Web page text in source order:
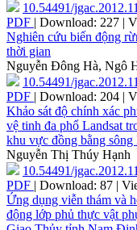
10.54491/
PDF | Download: 227 |
Nghiên cứu biến động
thời gian
Nguyễn Đông Hà, Ngô
10.54491/
PDF | Download: 204 |
Khảo sát độ chính xác
vệ tinh đa phổ Landsat
khu vực đồng bằng sông
Nguyễn Thị Thúy Hạnh
10.54491/
PDF | Download: 87 |
Ứng dụng viễn thám và
động lớp phủ thực vật